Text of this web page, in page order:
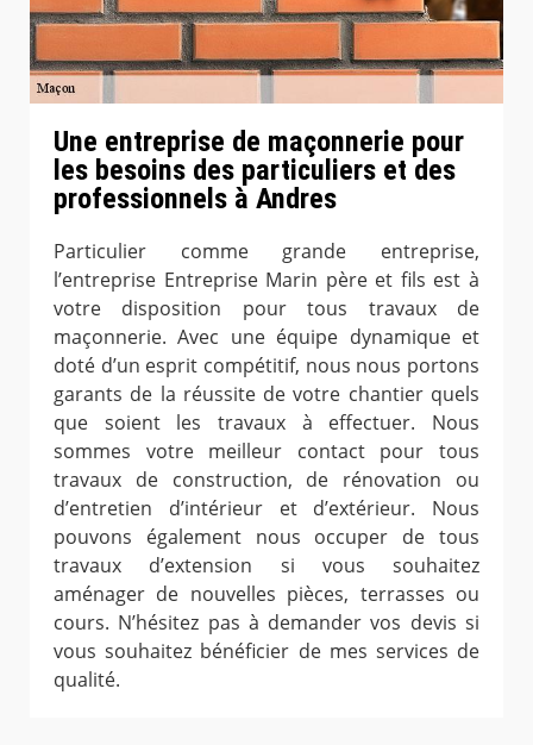
Une entreprise de maçonnerie pour
les besoins des particuliers et des
professionnels à Andres
Particulier comme grande entreprise,
l’entreprise Entreprise Marin père et fils est à
votre disposition pour tous travaux de
maçonnerie. Avec une équipe dynamique et
doté d’un esprit compétitif, nous nous portons
garants de la réussite de votre chantier quels
que soient les travaux à effectuer. Nous
sommes votre meilleur contact pour tous
travaux de construction, de rénovation ou
d’entretien d’intérieur et d’extérieur. Nous
pouvons également nous occuper de tous
travaux d’extension si vous souhaitez
aménager de nouvelles pièces, terrasses ou
cours. N’hésitez pas à demander vos devis si
vous souhaitez bénéficier de mes services de
qualité.